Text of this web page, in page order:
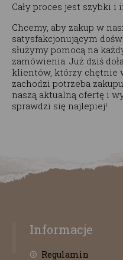
Cały proces jest szybki i
Chcemy, aby zakup w
satysfakcjonującym
służymy pomocą na
zamówienia. Już dziś
klientów, którzy chętnie
zachodzi potrzeba
naszą aktualną ofertę i
sprawdzi się najlepiej!
Informacje
Regulamin